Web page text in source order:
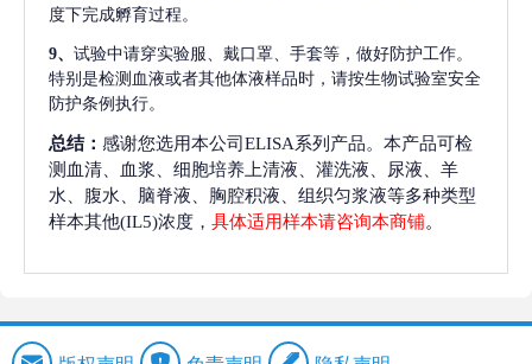
度下完成孵育过程。
9、 试验中请穿实验服、戴口罩、手套等，做好防护工作。
特别是检测血液或者其他体液样品时，请按生物试验室安全
防护条例执行。
总结： 感谢您选用本公司ELISA系列产品。本产品可检
测血清、血浆、细胞培养上清液、灌洗液、尿液、羊
水、腹水、脑脊液、胸腔积液、组织匀浆液等多种类型
样本其他(IL5)浓度， 具体适用样本请咨询本商铺。